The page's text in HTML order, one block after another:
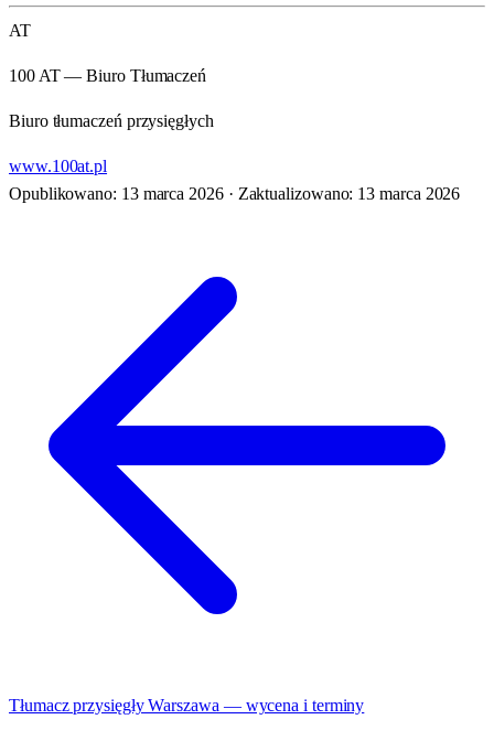
AT
100 AT — Biuro Tłumaczeń
Biuro tłumaczeń przysięgłych
www.100at.pl
Opublikowano: 13 marca 2026 · Zaktualizowano: 13 marca 2026
Tłumacz przysięgły Warszawa — wycena i terminy